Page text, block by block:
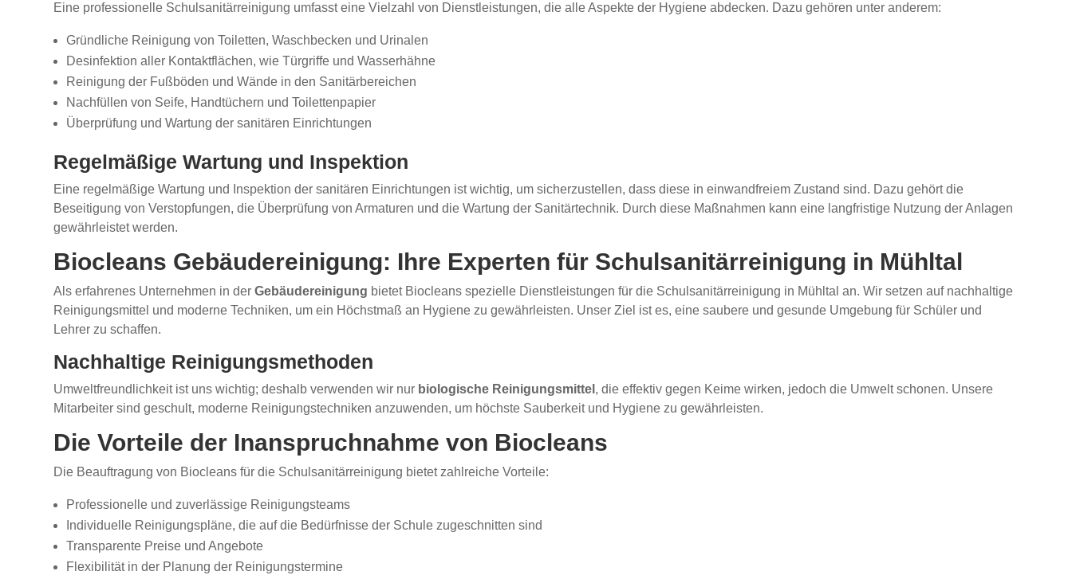
Eine professionelle Schulsanitärreinigung umfasst eine Vielzahl von Dienstleistungen, die alle Aspekte der Hygiene abdecken. Dazu gehören unter anderem:
Gründliche Reinigung von Toiletten, Waschbecken und Urinalen
Desinfektion aller Kontaktflächen, wie Türgriffe und Wasserhähne
Reinigung der Fußböden und Wände in den Sanitärbereichen
Nachfüllen von Seife, Handtüchern und Toilettenpapier
Überprüfung und Wartung der sanitären Einrichtungen
Regelmäßige Wartung und Inspektion
Eine regelmäßige Wartung und Inspektion der sanitären Einrichtungen ist wichtig, um sicherzustellen, dass diese in einwandfreiem Zustand sind. Dazu gehört die
Beseitigung von Verstopfungen, die Überprüfung von Armaturen und die Wartung der Sanitärtechnik. Durch diese Maßnahmen kann eine langfristige Nutzung der Anlagen
gewährleistet werden.
Biocleans Gebäudereinigung: Ihre Experten für Schulsanitärreinigung in Mühltal
Als erfahrenes Unternehmen in derGebäudereinigung bietet Biocleans spezielle Dienstleistungen für die Schulsanitärreinigung in Mühltal an. Wir setzen auf nachhaltige
Reinigungsmittel und moderne Techniken, um ein Höchstmaß an Hygiene zu gewährleisten. Unser Ziel ist es, eine saubere und gesunde Umgebung für Schüler und
Lehrer zu schaffen.
Nachhaltige Reinigungsmethoden
Umweltfreundlichkeit ist uns wichtig; deshalb verwenden wir nur biologische Reinigungsmittel , die effektiv gegen Keime wirken, jedoch die Umwelt schonen. Unsere
Mitarbeiter sind geschult, moderne Reinigungstechniken anzuwenden, um höchste Sauberkeit und Hygiene zu gewährleisten.
Die Vorteile der Inanspruchnahme von Biocleans
Die Beauftragung von Biocleans für die Schulsanitärreinigung bietet zahlreiche Vorteile:
Professionelle und zuverlässige Reinigungsteams
Individuelle Reinigungspläne, die auf die Bedürfnisse der Schule zugeschnitten sind
Transparente Preise und Angebote
Flexibilität in der Planung der Reinigungstermine